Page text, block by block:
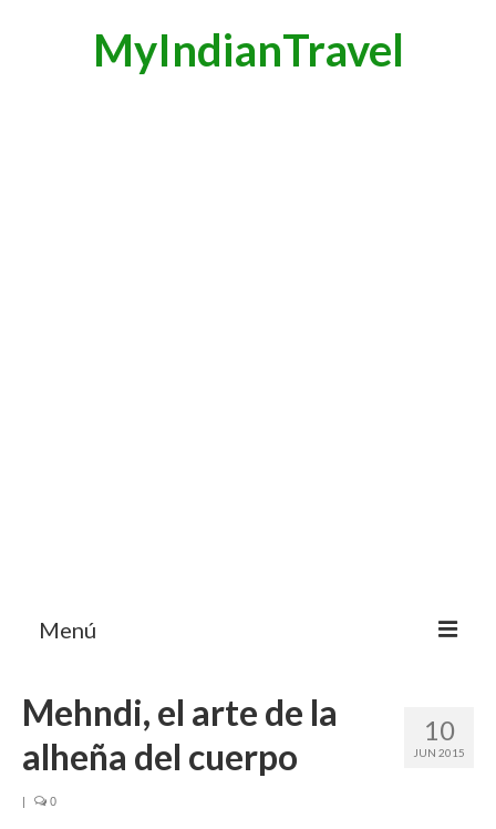
MyIndianTravel
Menú
MI BLOG VIAJES INDIA 10
JUN 2015
Mehndi, el arte de la
alheña del cuerpo
| 0